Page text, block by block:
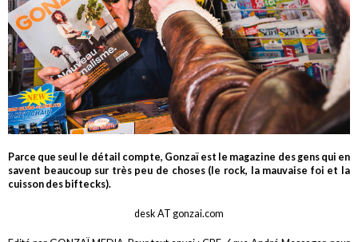
Parce que seul le détail compte, Gonzaï est le magazine des gens qui en
savent beaucoup sur très peu de choses (le rock, la mauvaise foi et la
cuisson des biftecks).
desk AT gonzai.com